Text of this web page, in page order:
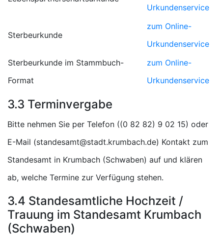
Urkundenservice
Sterbeurkunde
zum Online-
Urkundenservice
Sterbeurkunde im Stammbuch-
Format
zum Online-
Urkundenservice
3.3 Terminvergabe
Bitte nehmen Sie per Telefon (
) oder
E-Mail (
) Kontakt zum
Standesamt in Krumbach (Schwaben) auf und klären
ab, welche Termine zur Verfügung stehen.
3.4 Standesamtliche Hochzeit /
Trauung im Standesamt Krumbach
(Schwaben)